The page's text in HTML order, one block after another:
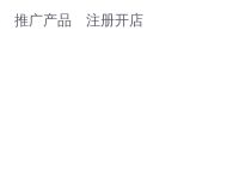
推广产品 注册开店